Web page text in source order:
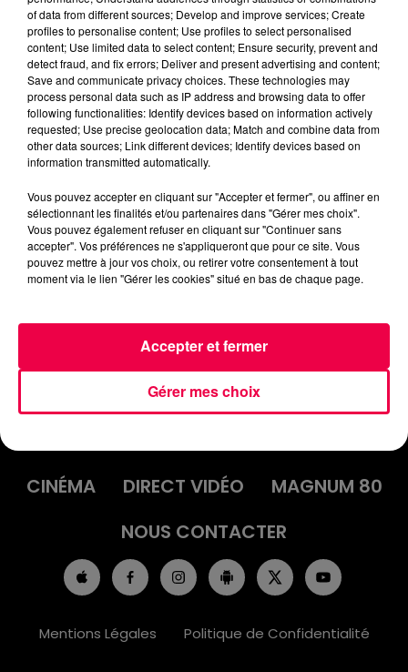
Flash infos
Crédit :Flash infos
podcasts/2023/01/20230119-ANNIVERSAIRES.mp3
INFOS
EMISSIONS
CINÉMA
DIRECT VIDÉO
MAGNUM 80
NOUS CONTACTER
Mentions Légales Politique de Confidentialité
of data from different sources; Develop and improve services; Create
profiles to personalise content; Use profiles to select personalised
content; Use limited data to select content; Ensure security, prevent and
detect fraud, and fix errors; Deliver and present advertising and content;
Save and communicate privacy choices. These technologies may
process personal data such as IP address and browsing data to offer
following functionalities: Identify devices based on information actively
requested; Use precise geolocation data; Match and combine data from
other data sources; Link different devices; Identify devices based on
information transmitted automatically.
Vous pouvez accepter en cliquant sur "Accepter et fermer", ou affiner en
sélectionnant les finalités et/ou partenaires dans "Gérer mes choix".
Vous pouvez également refuser en cliquant sur "Continuer sans
accepter". Vos préférences ne s'appliqueront que pour ce site. Vous
pouvez mettre à jour vos choix, ou retirer votre consentement à tout
moment via le lien "Gérer les cookies" situé en bas de chaque page.
Gérer mes choix
Accepter et fermer